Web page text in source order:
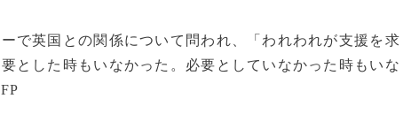
で英国との関係について問われ、「われわれが支援を求
とした時もいなかった。必要としていなかった時もいな